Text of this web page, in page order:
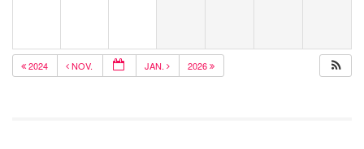
2024 NOV. JAN. 2026